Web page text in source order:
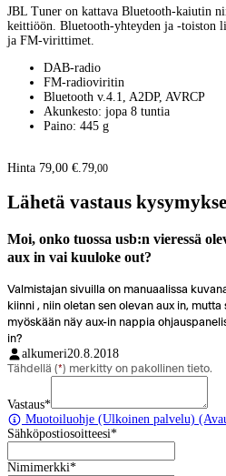
JBL Tuner on kattava Bluetooth-kaiutin
keittiöön. Bluetooth-yhteyden ja -toiston
ja FM-virittimet.
DAB-radio
FM-radioviritin
Bluetooth v.4.1, A2DP, AVRCP
Akunkesto: jopa 8 tuntia
Paino: 445 g
Hinta 79,00 €. 79,00
Lähetä vastaus
Moi, onko tuossa usb:n vieressä
aux in vai kuuloke out?
Valmistajan sivuilla on manuaalissa
kiinni , niin oletan sen olevan aux in,
myöskään näy aux-in nappia
in?
alkumeri20.8.2018
Tähdellä (*) merkitty on pakollinen tieto.
Vastaus*
Muotoiluohje (Ulkoinen palvelu)
Sähköpostiosoitteesi*
Nimimerkki*